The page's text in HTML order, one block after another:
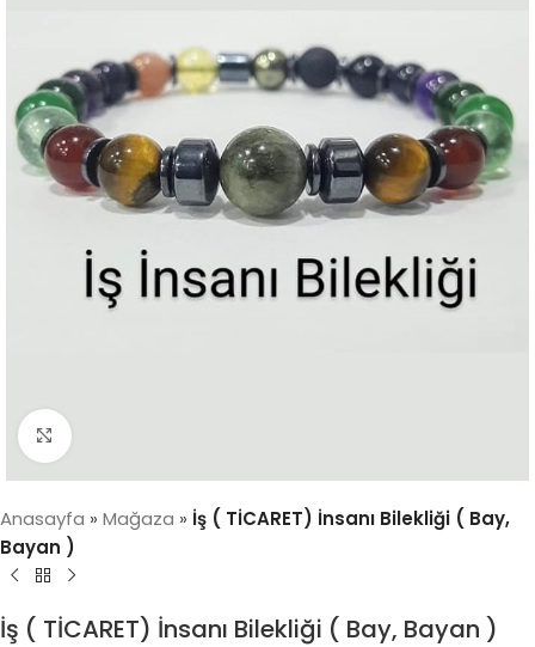
Click to enlarge
Anasayfa » Mağaza » İş ( TİCARET) İnsanı Bilekliği ( Bay,
Bayan )
İş ( TİCARET) İnsanı Bilekliği ( Bay, Bayan )